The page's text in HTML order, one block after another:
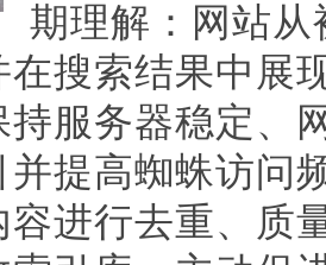
期理解：网站
在搜索结果中展
持服务器稳定、
并提高蜘蛛访问
容进行去重、质